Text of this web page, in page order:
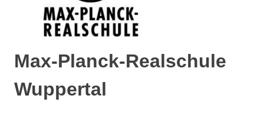
Max-Planck-Realschule
Wuppertal